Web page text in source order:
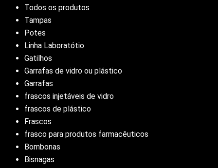
Todos os produtos
Tampas
Potes
Linha Laboratótio
Gatilhos
Garrafas de vidro ou plástico
Garrafas
frascos injetáveis de vidro
frascos de plástico
Frascos
frasco para produtos farmacêuticos
Bombonas
Bisnagas